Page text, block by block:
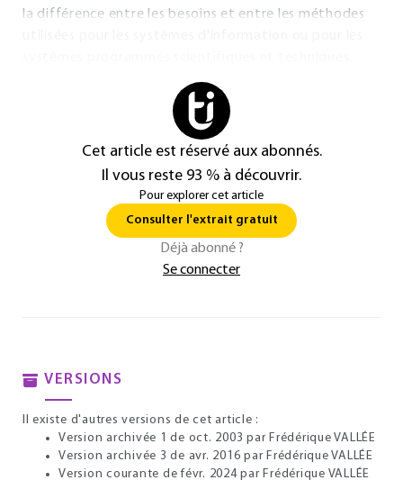
la différence entre les besoins et entre les méthodes
Cet article est réservé aux abonnés.
Il vous reste 93 % à découvrir.
Pour explorer cet article
Consulter l'extrait gratuit
Déjà abonné ?
Se connecter
VERSIONS
Il existe d'autres versions de cet article :
Version archivée 1 de oct. 2003 par Frédérique VALLÉE
Version archivée 3 de avr. 2016 par Frédérique VALLÉE
Version courante de févr. 2024par Frédérique VALLÉE